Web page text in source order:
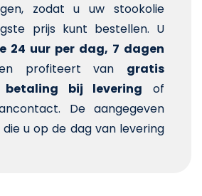
zodat u uw stookolie
prijs kunt bestellen. U
24 uur per dag, 7 dagen
profiteert van gratis
betaling bij levering of
De aangegeven
die u op de dag van levering